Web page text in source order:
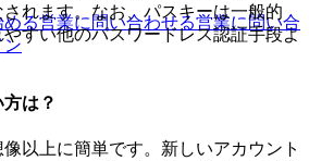
める営業に問い合わせる営業に問い合
ン
れます。なお、パスキーは一般的
すい他のパスワードレス認証手段よ
は？
以上に簡単です。新しいアカウント